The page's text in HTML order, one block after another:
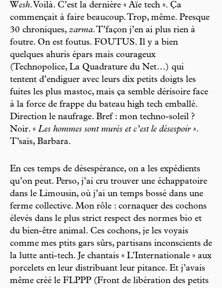
Wesh. Voilà. C’est la dernière « Aïe tech ». Ça
commençait à faire beaucoup. Trop, même. Presque
30 chroniques, zarma. T’façon j’en ai plus rien à
foutre. On est foutus. FOUTUS. Il y a bien
quelques ahuris épars mais courageux
(Technopolice, La Quadrature du Net…) qui
tentent d’endiguer avec leurs dix petits doigts les
fuites les plus mastoc, mais ça semble dérisoire face
à la force de frappe du bateau high tech emballé.
Direction le naufrage. Bref : mon techno-soleil ?
Noir. « Les hommes sont murés et c’est le désespoir ».
T’sais, Barbara.
En ces temps de désespérance, on a les expédients
qu’on peut. Perso, j’ai cru trouver une échappatoire
dans le Limousin, où j’ai un temps bossé dans une
ferme collective. Mon rôle : cornaquer des cochons
élevés dans le plus strict respect des normes bio et
du bien-être animal. Ces cochons, je les voyais
comme mes ptits gars sûrs, partisans inconscients de
la lutte anti-tech. Je chantais « L’Internationale » aux
porcelets en leur distribuant leur pitance. Et j’avais
même créé le FLPPP (Front de libération des petits